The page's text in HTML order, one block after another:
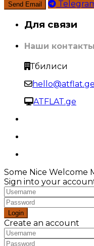
Для связи
Наши контакты
Тбилиси
hello@atflat.ge
ATFLAT.ge
Some Nice Welcome
Sign into your
Login
Create an account